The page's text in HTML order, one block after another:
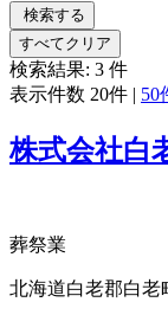
検索する
すべてクリア
検索結果: 3 件
表示件数 20件 | 50
株式会社白
葬祭業
北海道白老郡白老